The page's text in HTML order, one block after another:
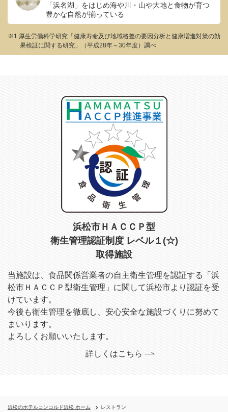
「浜名湖」をはじめ海や川・山や大地と食物が育つ
豊かな自然が揃っている
※1 厚生労働科学研究「健康寿命及び地域格差の要因分析と健康増進対策の効
果検証に関する研究」（平成28年～30年度）調べ
浜松市ＨＡＣＣＰ型
衛生管理認証制度 レベル１(☆)
取得施設
当施設は、食品関係営業者の自主衛生管理を認証する
「浜
松市ＨＡＣＣＰ型衛生管理」に関して浜松市より認証を受
けています。
今後も衛生管理を徹底し、安心安全な施設づくりに努めて
まいります。
よろしくお願いいたします。
詳しくはこちら
浜松のホテルコンコルド浜松 ホーム レストラン